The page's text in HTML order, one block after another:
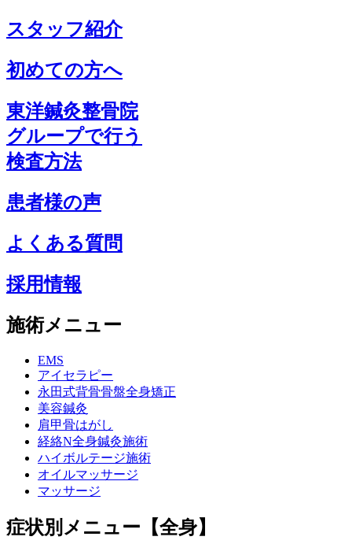
スタッフ紹介
初めての方へ
東洋鍼灸整骨院
グループで行う
検査方法
患者様の声
よくある質問
採用情報
施術メニュー
EMS
アイセラピー
永田式背骨骨盤全身矯正
美容鍼灸
肩甲骨はがし
経絡N全身鍼灸施術
ハイボルテージ施術
オイルマッサージ
マッサージ
症状別メニュー【全身】